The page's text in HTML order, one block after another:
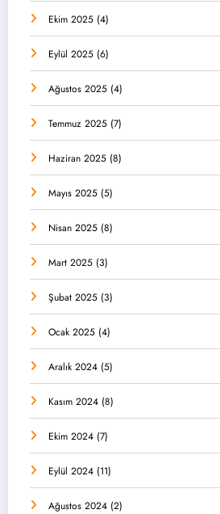
Ekim 2025 (4)
Eylül 2025 (6)
Ağustos 2025 (4)
Temmuz 2025 (7)
Haziran 2025 (8)
Mayıs 2025 (5)
Nisan 2025 (8)
Mart 2025 (3)
Şubat 2025 (3)
Ocak 2025 (4)
Aralık 2024 (5)
Kasım 2024 (8)
Ekim 2024 (7)
Eylül 2024 (11)
Ağustos 2024 (2)